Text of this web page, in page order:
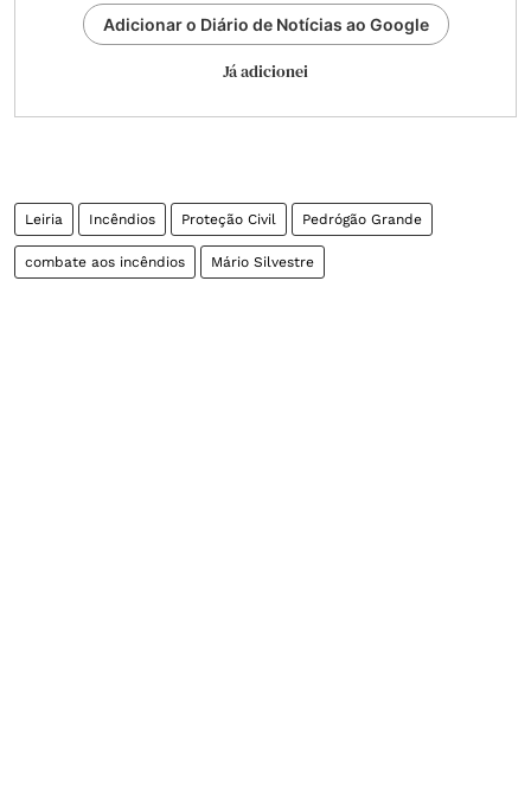
Adicionar o Diário de Notícias ao Google
Já adicionei
Leiria Incêndios Proteção Civil Pedrógão Grande
combate aos incêndios Mário Silvestre